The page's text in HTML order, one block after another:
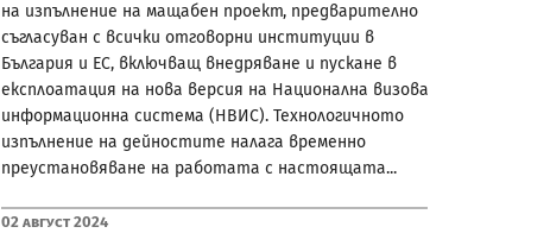
на изпълнение на мащабен проект, предварително
съгласуван с всички отговорни институции в
България и ЕС, включващ внедряване и пускане в
експлоатация на нова версия на Национална визова
информационна система (НВИС). Технологичното
изпълнение на дейностите налага временно
преустановяване на работата с настоящата...
02 Август 2024